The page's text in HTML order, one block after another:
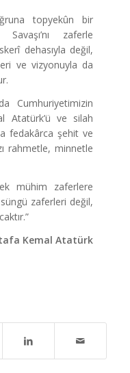
topyekûn bir
zaferle
dehasıyla değil,
ve vizyonuyla da
Cumhuriyetimizin
Atatürk’ü ve silah
fedakârca şehit ve
rahmetle, minnetle
mühim zaferlere
zaferleri değil,
Kemal Atatürk